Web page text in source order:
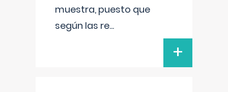
muestra, puesto que
según las re...
+